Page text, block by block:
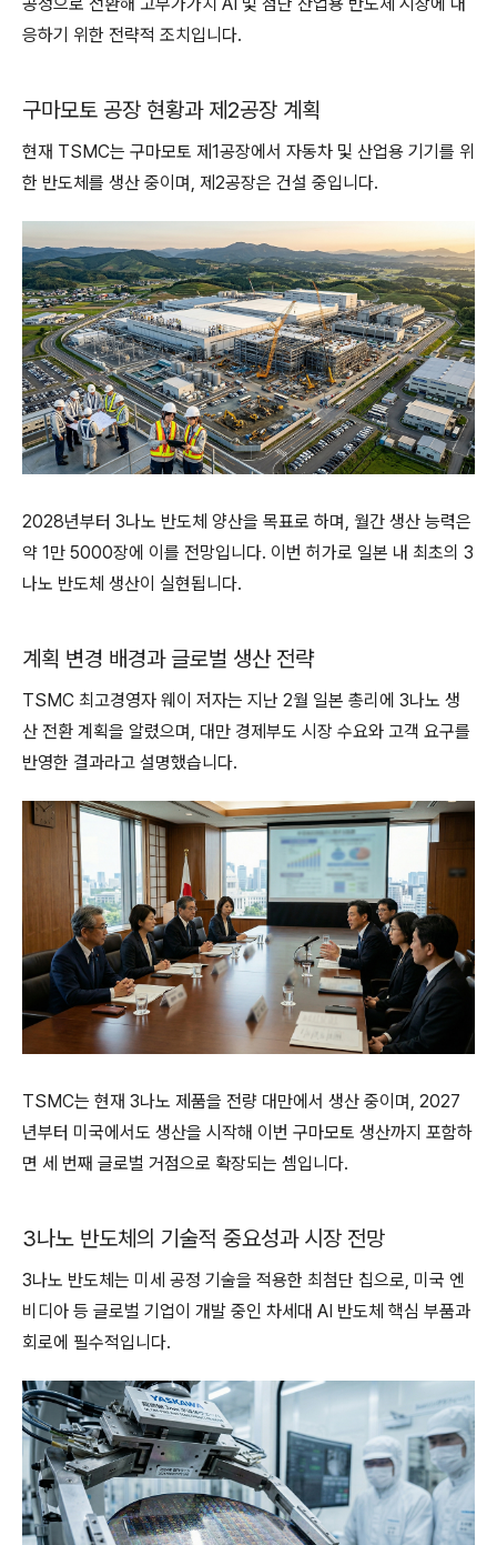
응하기 위한 전략적 조치입니다.
구마모토 공장 현황과 제2공장 계획
현재 TSMC는 구마모토 제1공장에서 자동차 및 산업용 기기를 위
한 반도체를 생산 중이며, 제2공장은 건설 중입니다.
2028년부터 3나노 반도체 양산을 목표로 하며, 월간 생산 능력은
약 1만 5000장에 이를 전망입니다. 이번 허가로 일본 내 최초의 3
나노 반도체 생산이 실현됩니다.
계획 변경 배경과 글로벌 생산 전략
TSMC 최고경영자 웨이 저자는 지난 2월 일본 총리에 3나노 생
산 전환 계획을 알렸으며, 대만 경제부도 시장 수요와 고객 요구를
반영한 결과라고 설명했습니다.
TSMC는 현재 3나노 제품을 전량 대만에서 생산 중이며, 2027
년부터 미국에서도 생산을 시작해 이번 구마모토 생산까지 포함하
면 세 번째 글로벌 거점으로 확장되는 셈입니다.
3나노 반도체의 기술적 중요성과 시장 전망
3나노 반도체는 미세 공정 기술을 적용한 최첨단 칩으로, 미국 엔
비디아 등 글로벌 기업이 개발 중인 차세대 AI 반도체 핵심 부품과
회로에 필수적입니다.